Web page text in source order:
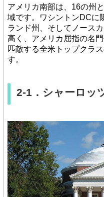
アメリカ南部は、16の州
域です。ワシントンDCに
ランド州、そしてノース
高く、アメリカ屈指の名
匹敵する全米トップクラ
す。
2-1．シャーロッ